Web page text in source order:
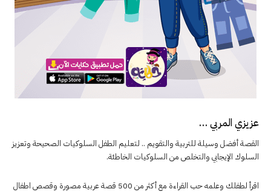
عزيزي المربي …
القصة أفضل وسيلة للتربية والتقويم .. لتعليم الطفل السلوكيات الصحيحة وتعزيز
السلوك الإيجابي والتخلص من السلوكيات الخاطئة.
اقرأ لطفلك وعلمه حب القراءة مع أكثر من 500 قصة عربية مصورة وقصص اطفال